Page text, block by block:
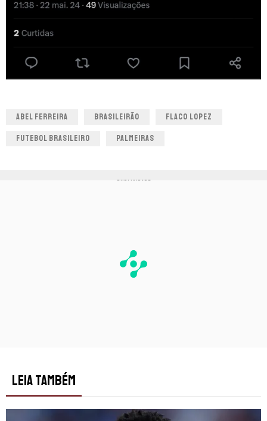
ABEL FERREIRA BRASILEIRÃO FLACO LOPEZ
FUTEBOL BRASILEIRO PALMEIRAS
PUBLICIDADE
LEIA TAMBÉM